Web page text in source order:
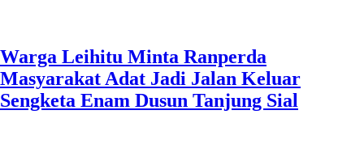
Warga Leihitu Minta Ranperda
Masyarakat Adat Jadi Jalan Keluar
Sengketa Enam Dusun Tanjung Sial